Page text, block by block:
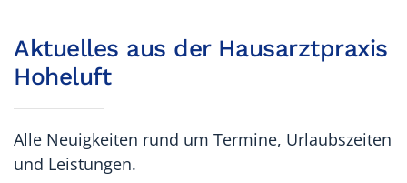
Aktuelles aus der Hausarztpraxis
Hoheluft
Alle Neuigkeiten rund um Termine, Urlaubszeiten
und Leistungen.